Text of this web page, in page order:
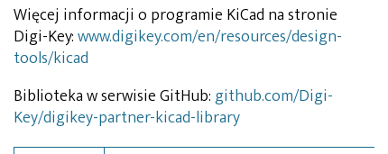
Więcej informacji o programie KiCad na stronie
Digi-Key:www.digikey.com/en/resources/design-
tools/kicad
Biblioteka w serwisie GitHub:github.com/Digi-
Key/digikey-partner-kicad-library